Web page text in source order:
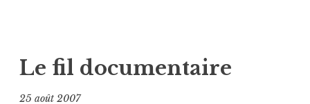
Le fil documentaire
25 août 2007